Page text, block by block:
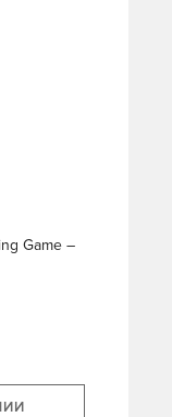
Game –